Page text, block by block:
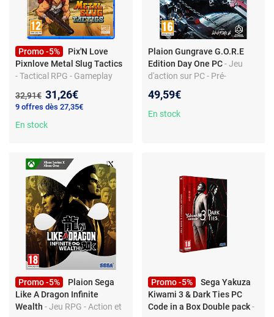
Promo -5%
Pix'N Love
Pixnlove Metal Slug Tactics
- Tactical RPG - Gameplay
Ancien prix :
32,91€ Nouveau prix :
31,26€
9 offres dès 27,35€
En stock
Plaion Gungrave G.O.R.E
Edition Day One PC - Jeu
d'action sur PC - Pré-
49,59€
En stock
Promo -5%
Plaion Sega
Like A Dragon Infinite
Wealth - Jeu RPG - Action et
Promo -5%
Sega Yakuza
Kiwami 3 & Dark Ties PC
Code in a Box Double pack -